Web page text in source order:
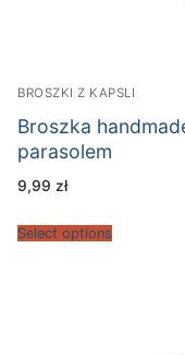
BROSZKI Z KAPSLI
Broszka
parasolem
9,99 zł
Select options